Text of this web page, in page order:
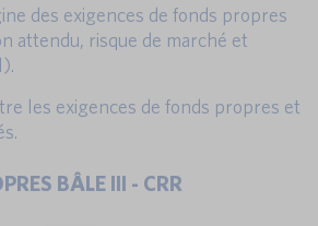
des exigences de fonds propres
attendu, risque de marché et
les exigences de fonds propres et
BÂLE III - CRR